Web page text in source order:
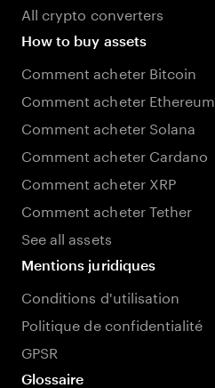
All crypto converters
How to buy assets
Comment acheter Bitcoin
Comment acheter Ethereum
Comment acheter Solana
Comment acheter Cardano
Comment acheter XRP
Comment acheter Tether
See all assets
Mentions juridiques
Conditions d'utilisation
Politique de confidentialité
GPSR
Glossaire